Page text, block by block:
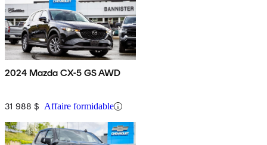
2024 Mazda CX-5 GS AWD
31 988 $ Affaire formidable